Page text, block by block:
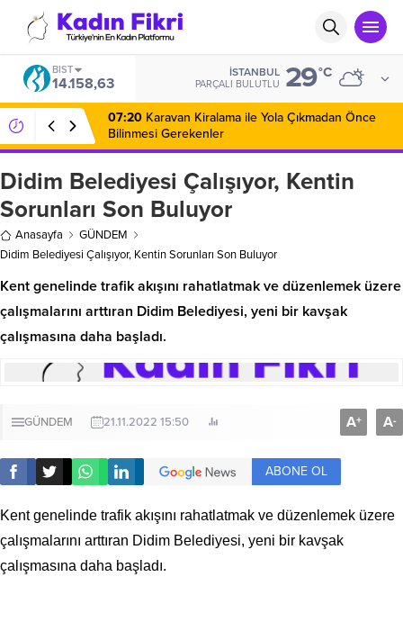
BIST
14.158,63
İSTANBUL
PARÇALI BULUTLU 29°C
07:20 Karavan Kiralama ile Yola Çıkmadan Önce
Bilinmesi Gerekenler
Didim Belediyesi Çalışıyor, Kentin
Sorunları Son Buluyor
Anasayfa
GÜNDEM
Didim Belediyesi Çalışıyor, Kentin Sorunları Son Buluyor
Kent genelinde trafik akışını rahatlatmak ve düzenlemek üzere
çalışmalarını arttıran Didim Belediyesi, yeni bir kavşak
çalışmasına daha başladı.
GÜNDEM 21.11.2022 15:50 A+ A-
ABONE OL
Kent genelinde trafik akışını rahatlatmak ve düzenlemek üzere
çalışmalarını arttıran Didim Belediyesi, yeni bir kavşak
çalışmasına daha başladı.